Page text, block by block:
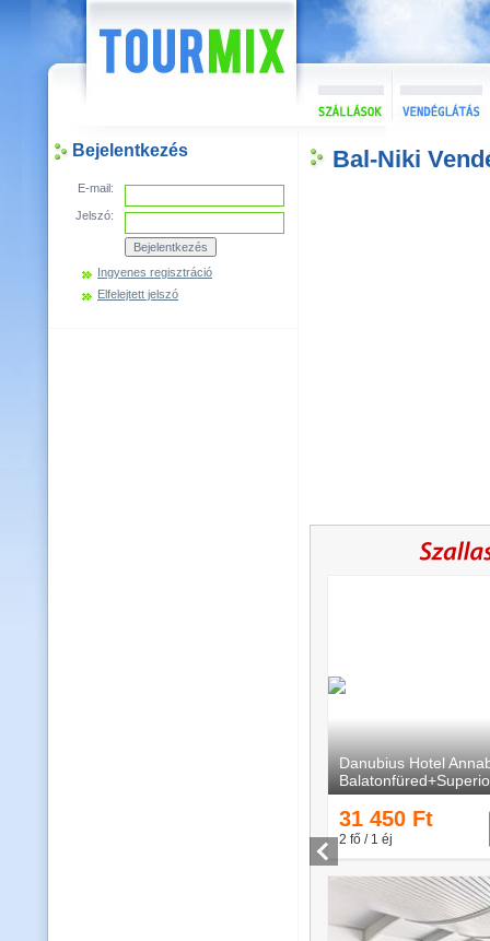
Bejelentkezés
E-mail:
Jelszó:
Ingyenes regisztráció
Elfelejtett jelszó
Bal-Niki